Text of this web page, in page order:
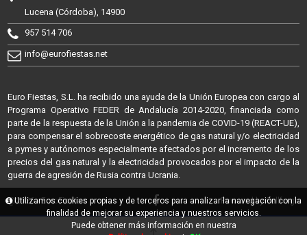
Lucena (Córdoba), 14900
957 514 706
info@eurofiestas.net
Euro Fiestas, S.L. ha recibido una ayuda de la Unión Europea con cargo al
Programa Operativo FEDER de Andalucía 2014-2020, financiada como
parte de la respuesta de la Unión a la pandemia de COVID-19 (REACT-UE),
para compensar el sobrecoste energético de gas natural y/o electricidad
a pymes y autónomos especialmente afectados por el incremento de los
precios del gas natural y la electricidad provocados por el impacto de la
guerra de agresión de Rusia contra Ucrania.
@2026 - EuroFiestas Powered by Sellforge
Utilizamos cookies propias y de terceros para analizar la navegación con la
finalidad de mejorar su experiencia y nuestros servicios.
Puede obtener más información en nuestra